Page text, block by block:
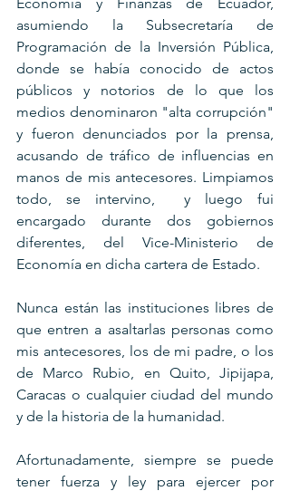
asumiendo la Subsecretaría de
Programación de la Inversión Pública,
donde se había conocido de actos
públicos y notorios de lo que los
medios denominaron "alta corrupción"
y fueron denunciados por la prensa,
acusando de tráfico de influencias en
manos de mis antecesores. Limpiamos
todo, se intervino,  y luego fui
encargado durante dos gobiernos
diferentes, del Vice-Ministerio de
Economía en dicha cartera de Estado.
Nunca están las instituciones libres de
que entren a asaltarlas personas como
mis antecesores, los de mi padre, o los
de Marco Rubio, en Quito, Jipijapa,
Caracas o cualquier ciudad del mundo
y de la historia de la humanidad.
Afortunadamente, siempre se puede
tener fuerza y ley para ejercer por